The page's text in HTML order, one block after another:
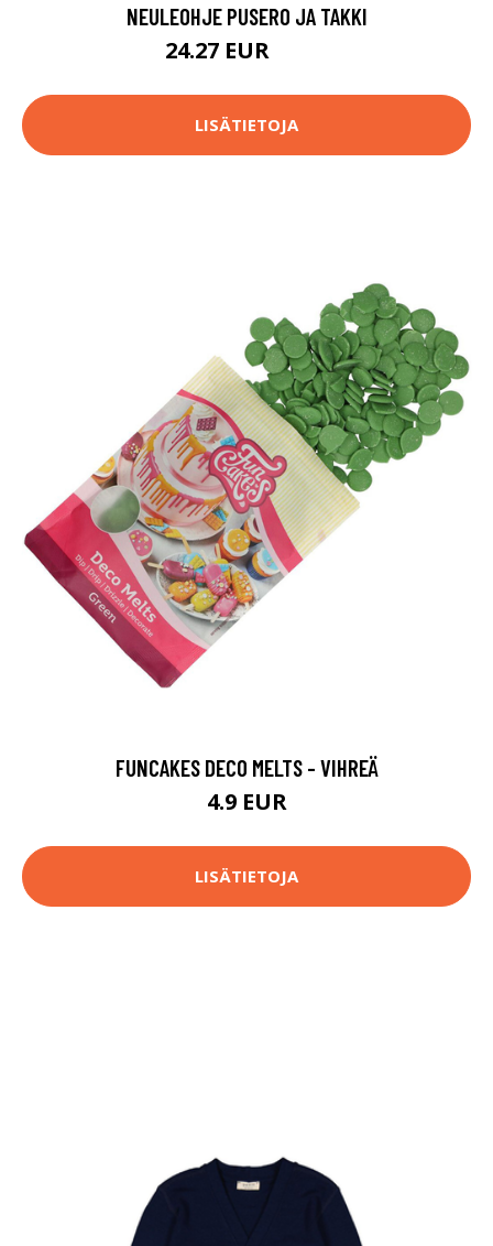
NEULEOHJE PUSERO JA TAKKI
24.27 EUR
LISÄTIETOJA
FUNCAKES DECO MELTS - VIHREÄ
4.9 EUR
LISÄTIETOJA